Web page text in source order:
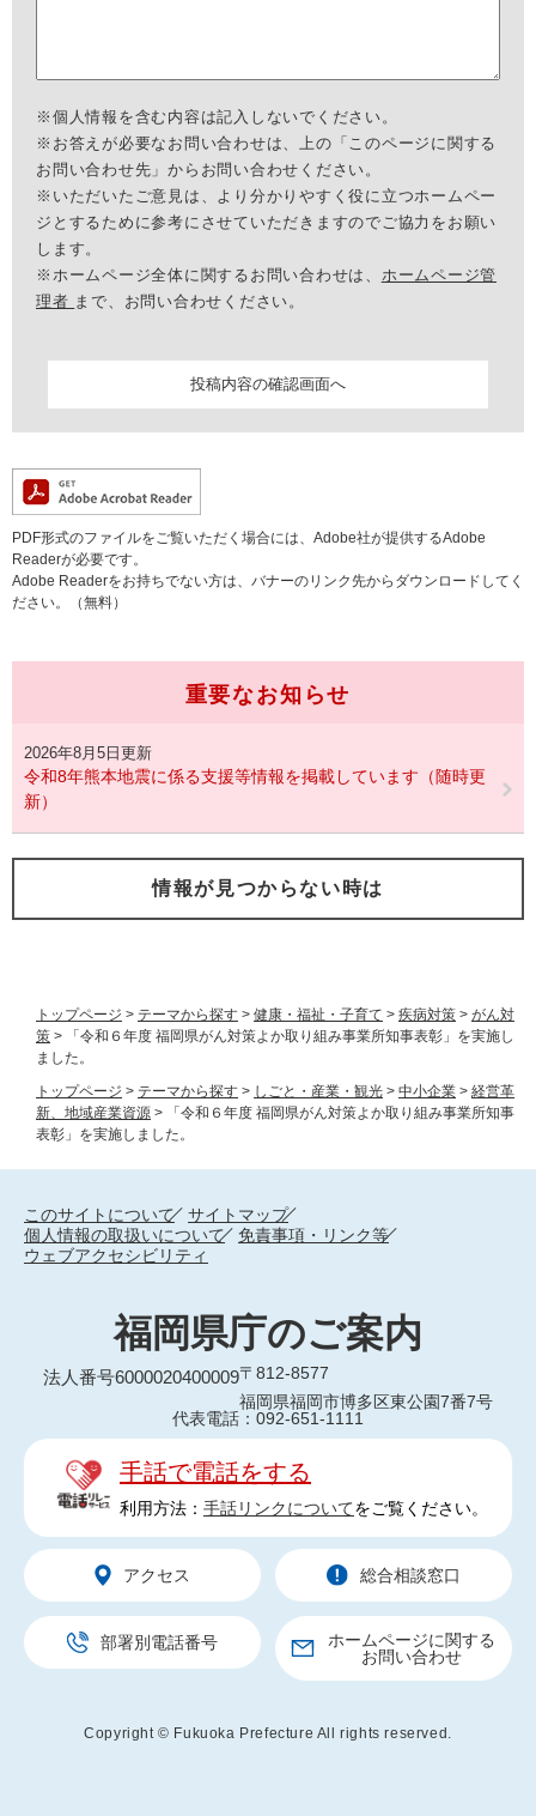
トップページ > テーマから探す > 健康・福祉・子育て > 疾病対策 > がん対
策 >
「令和６年度 福岡県がん対策よか取り組み事業所知事表彰」を実施し
ました。
トップページ > テーマから探す > しごと・産業・観光 > 中小企業 > 経営革
新、地域産業資源 >
「令和６年度 福岡県がん対策よか取り組み事業所知事
表彰」を実施しました。
※個人情報を含む内容は記入しないでください。
※お答えが必要なお問い合わせは、上の「このページに関する
お問い合わせ先」からお問い合わせください。
※いただいたご意見は、より分かりやすく役に立つホームペー
ジとするために参考にさせていただきますのでご協力をお願い
します。
※ホームページ全体に関するお問い合わせは、 ホームページ管
理者 まで、お問い合わせください。
PDF形式のファイルをご覧いただく場合には、Adobe社が提供するAdobe
Readerが必要です。
Adobe Readerをお持ちでない方は、バナーのリンク先からダウンロードしてく
ださい。（無料）
重要なお知らせ
2026年8月5日更新
令和8年熊本地震に係る支援等情報を掲載しています（随時更
新）
情報が見つからない時は
このサイトについて
サイトマップ
個人情報の取扱いについて
免責事項・リンク等
ウェブアクセシビリティ
福岡県庁のご案内
法人番号6000020400009〒812-8577
福岡県福岡市博多区東公園7番7号
代表電話：092-651-1111
手話で電話をする
利用方法： 手話リンクについてをご覧ください。
アクセス 総合相談窓口
部署別電話番号
ホームページに関する
お問い合わせ
Copyright © Fukuoka Prefecture All rights reserved.